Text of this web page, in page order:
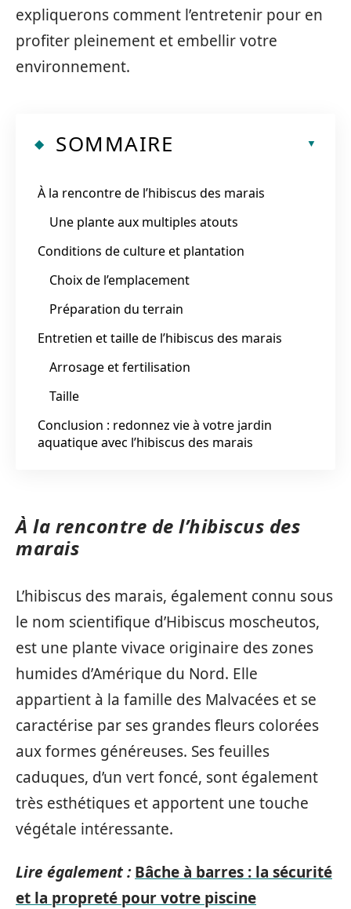
expliquerons comment l’entretenir pour en
profiter pleinement et embellir votre
environnement.
SOMMAIRE
À la rencontre de l’hibiscus des marais
Une plante aux multiples atouts
Conditions de culture et plantation
Choix de l’emplacement
Préparation du terrain
Entretien et taille de l’hibiscus des marais
Arrosage et fertilisation
Taille
Conclusion : redonnez vie à votre jardin
aquatique avec l’hibiscus des marais
À la rencontre de l’hibiscus des
marais
L’hibiscus des marais, également connu sous
le nom scientifique d’Hibiscus moscheutos,
est une plante vivace originaire des zones
humides d’Amérique du Nord. Elle
appartient à la famille des Malvacées et se
caractérise par ses grandes fleurs colorées
aux formes généreuses. Ses feuilles
caduques, d’un vert foncé, sont également
très esthétiques et apportent une touche
végétale intéressante.
Lire également : Bâche à barres : la sécurité
et la propreté pour votre piscine